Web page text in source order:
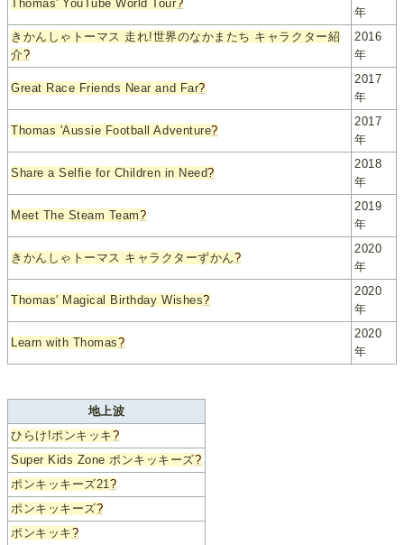
Thomas' YouTube World Tour ?
年
きかんしゃトーマス 走れ!世界のなかまたち キャラクター紹
介?
2016
年
Great Race Friends Near and Far?
2017
年
Thomas 'Aussie Football Adventure?
2017
年
Share a Selfie for Children in Need?
2018
年
Meet The Steam Team?
2019
年
きかんしゃトーマス キャラクターずかん?
2020
年
Thomas' Magical Birthday Wishes?
2020
年
Learn with Thomas?
2020
年
地上波
ひらけ!ポンキッキ?
Super Kids Zone ポンキッキーズ?
ポンキッキーズ21 ?
ポンキッキーズ?
ポンキッキ?